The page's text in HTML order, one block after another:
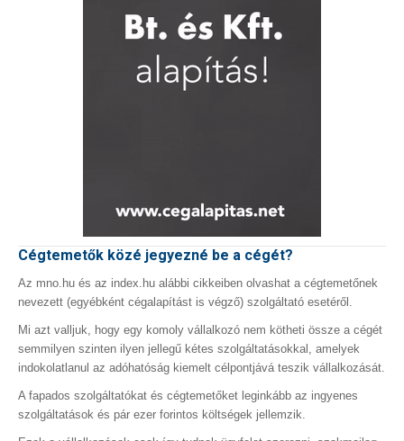
Cégtemetők közé jegyezné be a cégét?
Az mno.hu és az index.hu alábbi cikkeiben olvashat a cégtemetőnek
nevezett (egyébként cégalapítást is végző) szolgáltató esetéről.
Mi azt valljuk, hogy egy komoly vállalkozó nem kötheti össze a cégét
semmilyen szinten ilyen jellegű kétes szolgáltatásokkal, amelyek
indokolatlanul az adóhatóság kiemelt célpontjává teszik vállalkozását.
A fapados szolgáltatókat és cégtemetőket leginkább az ingyenes
szolgáltatások és pár ezer forintos költségek jellemzik.